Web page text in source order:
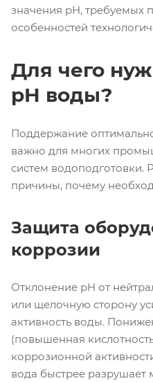
значения pH, требуемых
особенностей
Для чего
pH воды?
Поддержание
важно для многих
систем водоподготовки.
причины, почему
Защита
коррозии
Отклонение pH от
или щелочную сторону
активность воды.
(повышенная
коррозионной
вода быстрее разрушает